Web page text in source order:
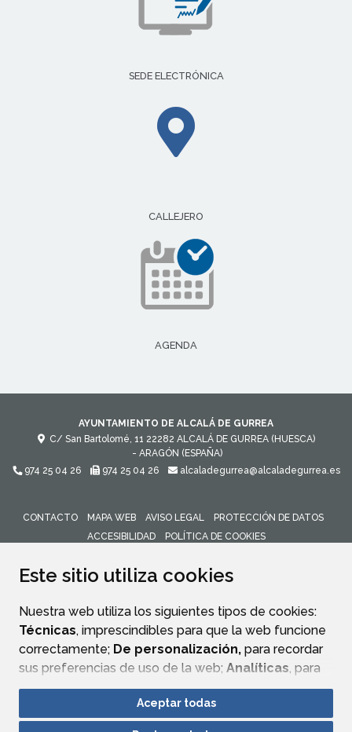
Este sitio utiliza cookies
Nuestra web utiliza los siguientes tipos de cookies:
Técnicas, imprescindibles para que la web funcione
correctamente; De personalización, para recordar
sus preferencias de uso de la web; Analíticas, para
mejorar el funcionamiento de la web y sus servicios.
Si acepta pulsando el botón“Aceptar todas”
Aceptar todas
SEDE ELECTRÓNICA
CALLEJERO
AGENDA
AYUNTAMIENTO DE ALCALÁ DE GURREA
C/ San Bartolomé, 11 22282 ALCALÁ DE GURREA (HUESCA)
- ARAGÓN (ESPAÑA)
974 25 04 26
974 25 04 26 alcaladegurrea@alcaladegurrea.es
CONTACTO MAPA WEB AVISO LEGAL
PROTECCIÓN DE DATOS
ACCESIBILIDAD
POLÍTICA DE COOKIES